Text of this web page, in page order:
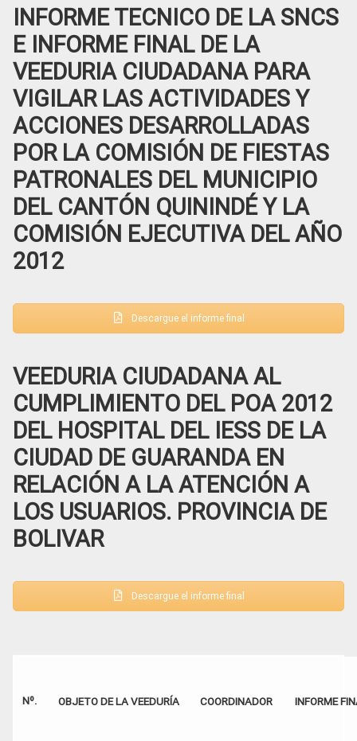
INFORME TECNICO DE LA SNCS
E INFORME FINAL DE LA
VEEDURIA CIUDADANA PARA
VIGILAR LAS ACTIVIDADES Y
ACCIONES DESARROLLADAS
POR LA COMISIÓN DE FIESTAS
PATRONALES DEL MUNICIPIO
DEL CANTÓN QUININDÉ Y LA
COMISIÓN EJECUTIVA DEL AÑO
2012
Descargue el informe final
VEEDURIA CIUDADANA AL
CUMPLIMIENTO DEL POA 2012
DEL HOSPITAL DEL IESS DE LA
CIUDAD DE GUARANDA EN
RELACIÓN A LA ATENCIÓN A
LOS USUARIOS. PROVINCIA DE
BOLIVAR
Descargue el informe final
Nº. OBJETO DE LA VEEDURÍA COORDINADOR INFORME